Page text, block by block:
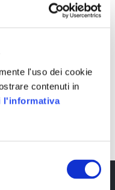
l'uso dei cookie
contenuti in
l'informativa